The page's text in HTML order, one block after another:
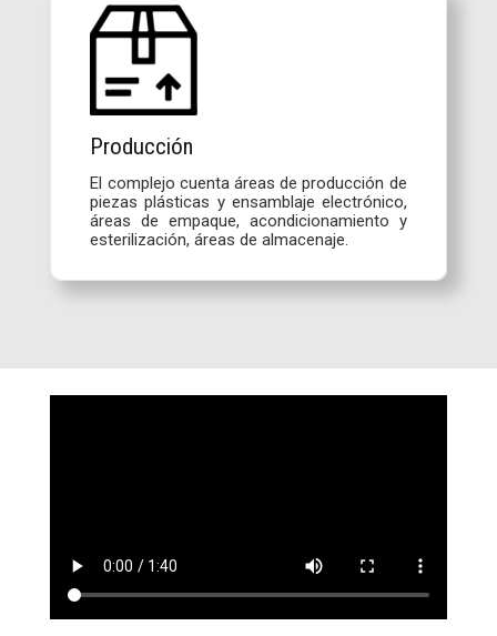
Producción
El complejo cuenta áreas de producción de
piezas plásticas y ensamblaje electrónico,
áreas de empaque, acondicionamiento y
esterilización, áreas de almacenaje.